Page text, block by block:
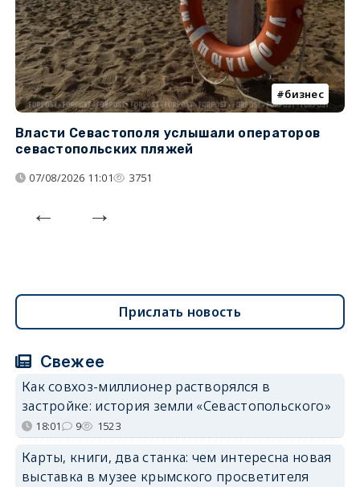
бизнес
Власти Севастополя услышали операторов
севастопольских пляжей
07/08/2026 11:01 3751
Прислать новость
Свежее
Как совхоз-миллионер растворялся в
застройке: история земли «Севастопольского»
18:01 9 1523
Карты, книги, два станка: чем интересна новая
выставка в музее крымского просветителя